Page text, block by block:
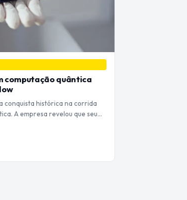
computação quântica
conquista histórica na corrida
A empresa revelou que seu…